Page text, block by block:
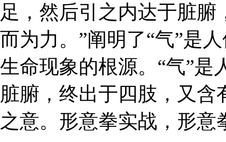
足，然后引之内达于脏
而为力。”阐明了“气”是
生命现象的根源。“气”是
脏腑，终出于四肢，又
之意。形意拳实战，形